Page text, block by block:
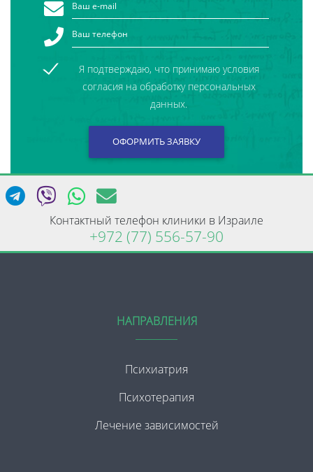
Я подтверждаю, что принимаю условия
согласия на обработку персональных
данных.
Контактный телефон клиники в Израиле
+972 (77) 556-57-90
НАПРАВЛЕНИЯ
Психиатрия
Психотерапия
Лечение зависимостей